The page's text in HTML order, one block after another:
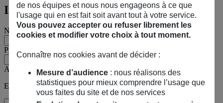
Informations personnelles
Nom
Prénom
Adresse e-mail
Exemple : jean@maif.fr
de nos équipes et nous nous engageons à ce que
l'usage qui en est fait soit avant tout à votre service.
Vous pouvez accepter ou refuser librement les
cookies et modifier votre choix à tout moment.
Connaître nos cookies avant de décider :
Mesure d’audience: nous réalisons des
statistiques pour mieux comprendre l’usage que
vous faites du site et de nos services